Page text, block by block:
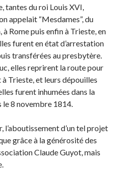
­tantes du roi Louis XVI,
appelait “Mesdames”, du
Rome puis enfin à Trieste, en
furent en état d’arrestation
transférées au presbytère.
elles reprirent la route pour
Trieste, et leurs dépouilles
furent inhumées dans la
8 novembre 1814.
l’aboutissement d’un tel projet
grâce à la générosité des
Claude Guyot, mais